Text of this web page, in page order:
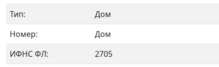
Тип:
Дом
Номер:
Дом
ИФНС ФЛ:
2705